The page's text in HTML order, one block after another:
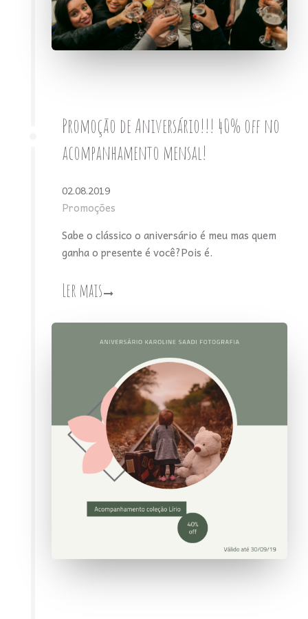
Promoção de Aniversário!!! 40% off no
acompanhamento mensal!
02.08.2019
Promoções
Sabe o clássico o aniversário é meu mas quem
ganha o presente é você?Pois é.
Ler mais